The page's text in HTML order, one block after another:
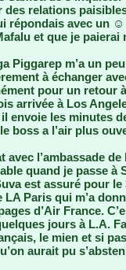
des relations
répondais avec un ☺
et que je
Piggarep m’a un
à échanger
pour un retour
arrivée à Los
envoie les minutes
boss a l’air plus
avec l’ambassade
quand je passe à
est assuré pour
LA Paris qui m’a
d’Air France.
jours à L.A.
le mien et si
aurait pu